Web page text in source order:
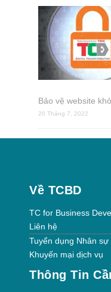
Bảo vệ website
20 Tháng 7, 2022
Về TCBD
TC for Business
Liên hệ
Tuyển dụng Nhân sự
Khuyến mại dịch vụ
Thông Tin